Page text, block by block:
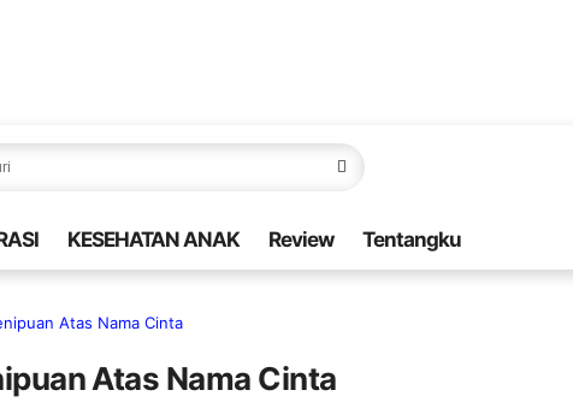
KESEHATAN ANAK Review Tentangku
Atas Nama Cinta
Atas Nama Cinta